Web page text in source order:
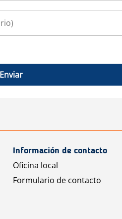
Enviar
Información de contacto
Oficina local
Formulario de contacto